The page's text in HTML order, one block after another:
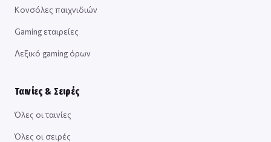
Κονσόλες παιχνιδιών
Gaming εταιρείες
Λεξικό gaming όρων
Ταινίες & Σειρές
Όλες οι ταινίες
Όλες οι σειρές